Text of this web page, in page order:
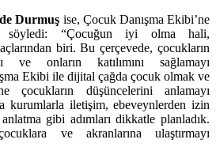
Durmuş ise, Çocuk Danışma Ekibi’ne
“Çocuğun iyi olma hali,
biri. Bu çerçevede, çocukların
ve onların katılımını sağlamayı
Ekibi ile dijital çağda çocuk olmak ve
düşüncelerini anlamayı
kurumlarla iletişim, ebeveynlerden izin
gibi adımları dikkatle planladık.
ve akranlarına ulaştırmayı